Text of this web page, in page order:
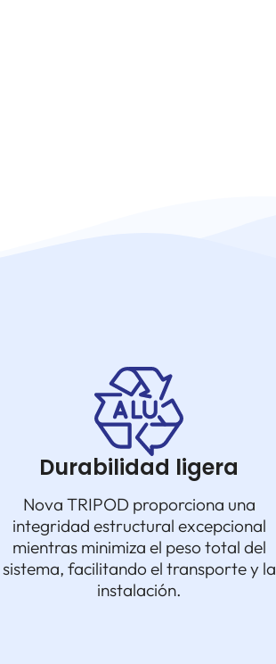
Durabilidad ligera
Nova TRIPOD proporciona una
integridad estructural excepcional
mientras minimiza el peso total del
sistema, facilitando el transporte y la
instalación.